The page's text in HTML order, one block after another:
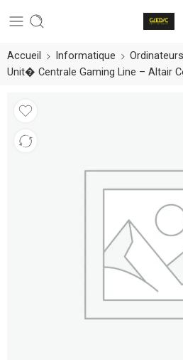
Accueil Informatique Ordinateurs
Unit� Centrale Gaming Line – Altair